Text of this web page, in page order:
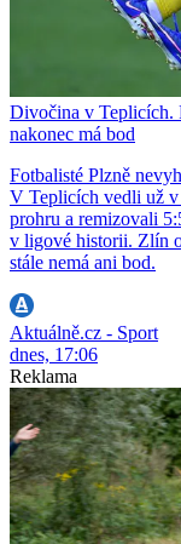
Divočina v Teplicích.
nakonec má bod
Fotbalisté Plzně
V Teplicích vedli už v
prohru a remizovali
v ligové historii. Zlín
stále nemá ani bod.
Aktuálně.cz - Sport
dnes, 17:06
Reklama